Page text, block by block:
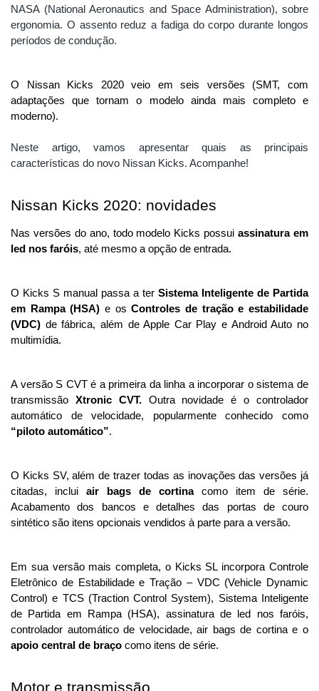
NASA (National Aeronautics and Space Administration), sobre
ergonomia. O assento reduz a fadiga do corpo durante longos
períodos de condução.
O Nissan Kicks 2020 veio em seis versões (SMT, com
adaptações que tornam o modelo ainda mais completo e
moderno).
Neste artigo, vamos apresentar quais as principais
características do novo Nissan Kicks. Acompanhe!
Nissan Kicks 2020: novidades
Nas versões do ano, todo modelo Kicks possui assinatura em
led nos faróis, até mesmo a opção de entrada.
O Kicks S manual passa a ter Sistema Inteligente de Partida
em Rampa (HSA) e os Controles de tração e estabilidade
(VDC) de fábrica, além de Apple Car Play e Android Auto no
multimídia.
A versão S CVT é a primeira da linha a incorporar o sistema de
transmissão Xtronic CVT. Outra novidade é o controlador
“piloto automático”.
O Kicks SV, além de trazer todas as inovações das versões já
citadas, inclui air bags de cortina como item de série.
Acabamento dos bancos e detalhes das portas de couro
sintético são itens opcionais vendidos à parte para a versão.
Em sua versão mais completa, o Kicks SL incorpora Controle
Eletrônico de Estabilidade e Tração – VDC (Vehicle Dynamic
Control) e TCS (Traction Control System), Sistema Inteligente
de Partida em Rampa (HSA), assinatura de led nos faróis,
apoio central de braço como itens de série.
Motor e transmissão